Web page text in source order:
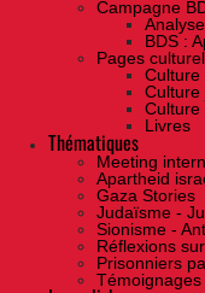
Campagne
BDS :
Pages
Culture
Culture
Culture
Livres
Thématiques
Meeting
Apartheid
Gaza Stories
Judaïsme -
Sionisme -
Réflexions
Prisonniers